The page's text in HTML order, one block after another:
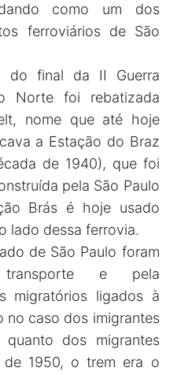
como um dos
ferroviários de São
do final da II Guerra
Norte foi rebatizada
nome que até hoje
a Estação do Braz
de 1940), que foi
pela São Paulo
Brás é hoje usado
lado dessa ferrovia.
de São Paulo foram
transporte e pela
migratórios ligados à
no caso dos imigrantes
quanto dos migrantes
de 1950, o trem era o